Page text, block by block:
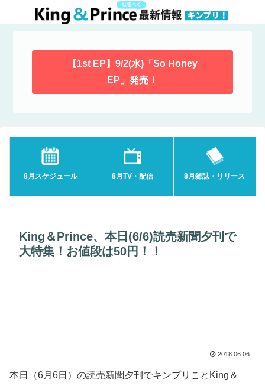
【1st EP】9/2(水)「So Honey
EP」発売！
8月スケジュール 8月TV・配信 8月雑誌・リリース
King＆Prince、本日(6/6)読売新聞夕刊で
大特集！お値段は50円！！
2018.06.06
本日（6月6日）の読売新聞夕刊でキンプリことKing＆